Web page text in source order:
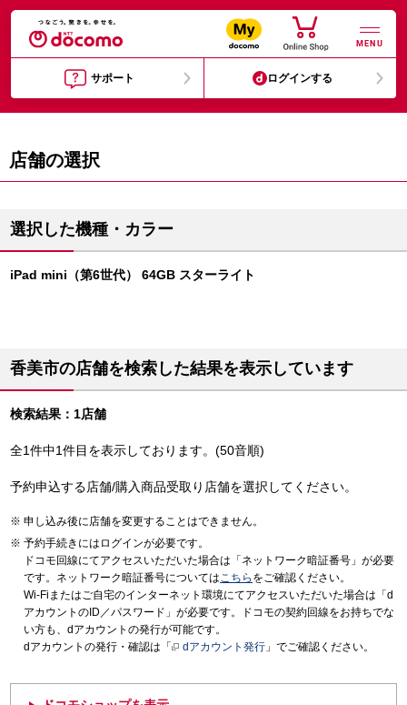
MENU
サポート ログインする
店舗の選択
選択した機種・カラー
iPad mini（第6世代） 64GB スターライト
香美市の店舗を検索した結果を表示しています
検索結果：1店舗
全1件中1件目を表示しております。(50音順)
予約申込する店舗/購入商品受取り店舗を選択してください。
申し込み後に店舗を変更することはできません。
予約手続きにはログインが必要です。
ドコモ回線にてアクセスいただいた場合は「ネットワーク暗証番号」が必要
です。ネットワーク暗証番号についてはこちら をご確認ください。
Wi-Fiまたはご自宅のインターネット環境にてアクセスいただいた場合は「d
アカウントのID／パスワード」が必要です。ドコモの契約回線をお持ちでな
い方も、dアカウントの発行が可能です。
dアカウントの発行・確認は「
dアカウント発行 」でご確認ください。